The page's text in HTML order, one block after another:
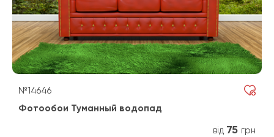
№14646
Фотообои Туманный водопад
від 75 грн